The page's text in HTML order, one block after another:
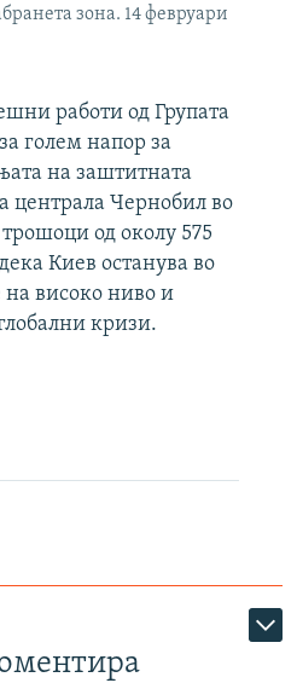
зона. 14 февруари
работи од Групата
голем напор за
на заштитната
централа Чернобил во
од околу 575
Киев останува во
на високо ниво и
кризи.